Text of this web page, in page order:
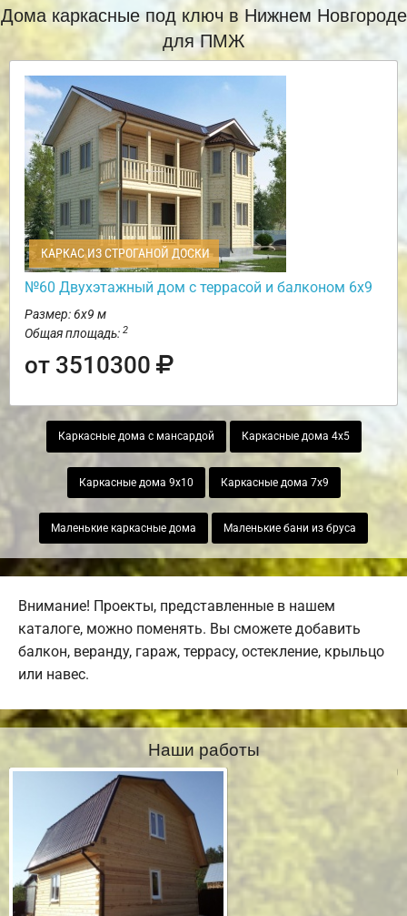
Дома каркасные под ключ в Нижнем Новгороде
для ПМЖ
КАРКАС ИЗ СТРОГАНОЙ ДОСКИ
№60 Двухэтажный дом с террасой и балконом 6х9
Размер: 6х9 м
Общая площадь: 2
от 3510300
Каркасные дома с мансардой Каркасные дома 4х5
Каркасные дома 9х10 Каркасные дома 7х9
Маленькие каркасные дома Маленькие бани из бруса
Внимание! Проекты, представленные в нашем
каталоге, можно поменять. Вы сможете добавить
балкон, веранду, гараж, террасу, остекление, крыльцо
или навес.
Наши работы